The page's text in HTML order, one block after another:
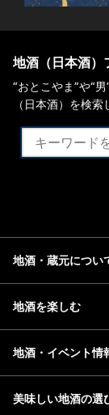
地酒（日本酒）
“おとこやま”や“
（日本酒）を検索
地酒・蔵元につい
地酒を楽しむ
地酒・イベント情
美味しい地酒の選